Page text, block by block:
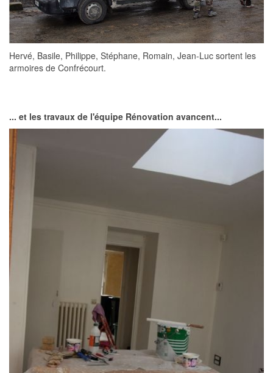
Hervé, Basile, Philippe, Stéphane, Romain, Jean-Luc sortent les
armoires de Confrécourt.
... et les travaux de l'équipe Rénovation avancent...